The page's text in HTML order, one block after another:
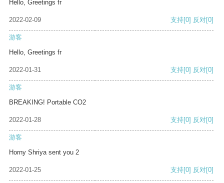
Hello, Greetings fr
2022-02-09 支持[0] 反对[0]
游客
Hello, Greetings fr
2022-01-31 支持[0] 反对[0]
游客
BREAKING! Portable CO2
2022-01-28 支持[0] 反对[0]
游客
Horny Shriya sent you 2
2022-01-25 支持[0] 反对[0]